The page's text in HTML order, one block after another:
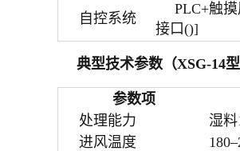
自控系统
PLC+触
接口()]
典型技术参数（XSG-14型
参数项
处理能力
湿
进风温度